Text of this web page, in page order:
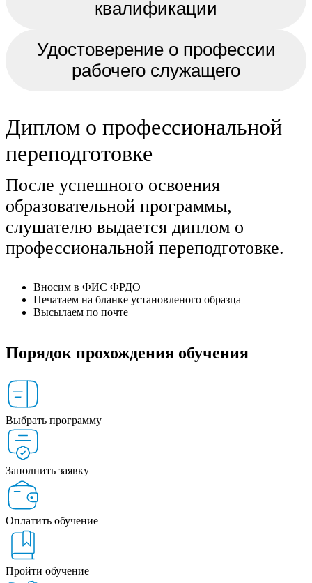
квалификации
Удостоверение о профессии
рабочего служащего
Диплом о профессиональной
переподготовке
После успешного освоения
образовательной программы,
слушателю выдается диплом о
профессиональной переподготовке.
Вносим в ФИС ФРДО
Печатаем на бланке установленого образца
Высылаем по почте
Порядок прохождения обучения
Выбрать программу
Заполнить заявку
Оплатить обучение
Пройти обучение